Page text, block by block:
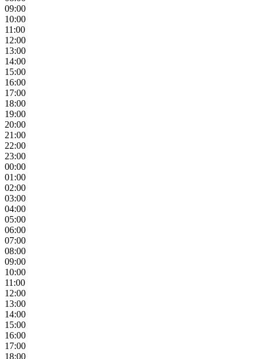
09:00
10:00
11:00
12:00
13:00
14:00
15:00
16:00
17:00
18:00
19:00
20:00
21:00
22:00
23:00
00:00
01:00
02:00
03:00
04:00
05:00
06:00
07:00
08:00
09:00
10:00
11:00
12:00
13:00
14:00
15:00
16:00
17:00
18:00